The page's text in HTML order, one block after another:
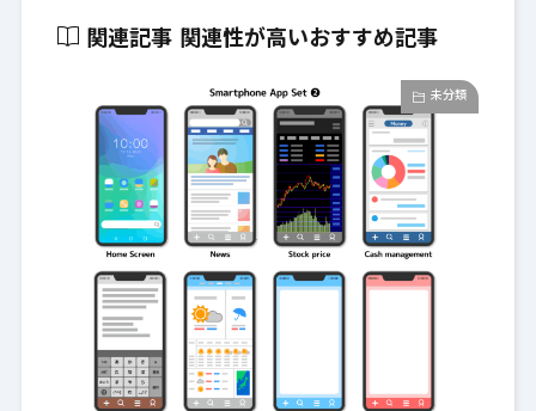
関連記事 関連性が高いおすすめ記事
未分類